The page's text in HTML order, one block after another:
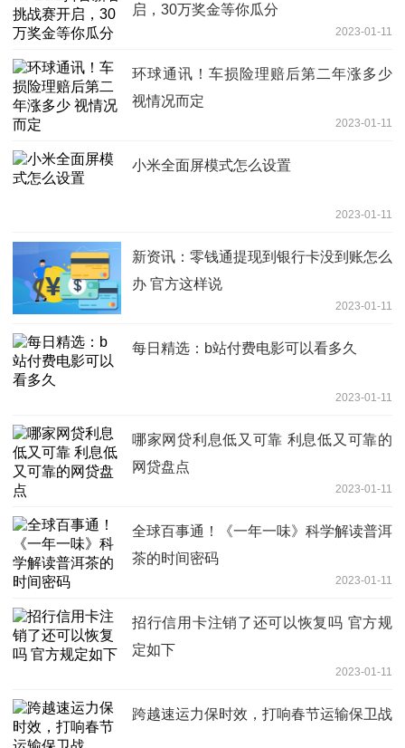
启，30万奖金等你瓜分
2023-01-11
环球通讯！车损险理赔后第二年涨多少
视情况而定
2023-01-11
小米全面屏模式怎么设置
2023-01-11
新资讯：零钱通提现到银行卡没到账怎么
办 官方这样说
2023-01-11
每日精选：b站付费电影可以看多久
2023-01-11
哪家网贷利息低又可靠 利息低又可靠的
网贷盘点
2023-01-11
全球百事通！《一年一味》科学解读普洱
茶的时间密码
2023-01-11
招行信用卡注销了还可以恢复吗 官方规
定如下
2023-01-11
跨越速运力保时效，打响春节运输保卫战